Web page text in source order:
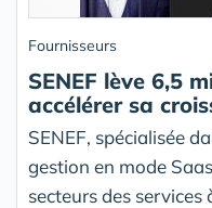
Fournisseurs
SENEF lève 6,5
accélérer sa
SENEF, spécialisée
gestion en mode
secteurs des services